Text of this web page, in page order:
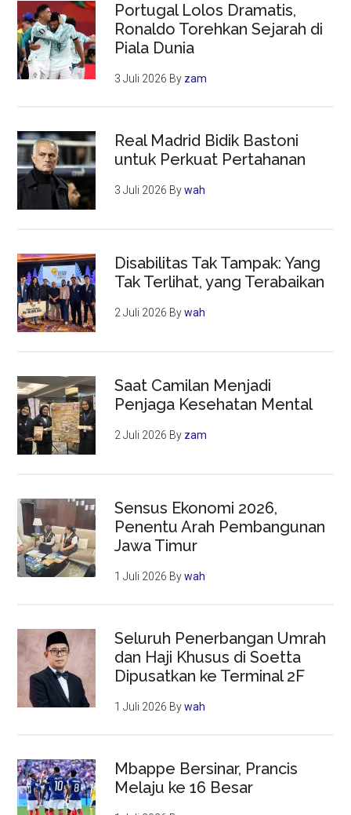
Portugal Lolos Dramatis,
Ronaldo Torehkan Sejarah di
Piala Dunia
3 Juli 2026 By zam
Real Madrid Bidik Bastoni
untuk Perkuat Pertahanan
3 Juli 2026 Bywah
Disabilitas Tak Tampak: Yang
Tak Terlihat, yang Terabaikan
2 Juli 2026 Bywah
Saat Camilan Menjadi
Penjaga Kesehatan Mental
2 Juli 2026 By zam
Sensus Ekonomi 2026,
Penentu Arah Pembangunan
Jawa Timur
1 Juli 2026 Bywah
Seluruh Penerbangan Umrah
dan Haji Khusus di Soetta
Dipusatkan ke Terminal 2F
1 Juli 2026 Bywah
Mbappe Bersinar, Prancis
Melaju ke 16 Besar